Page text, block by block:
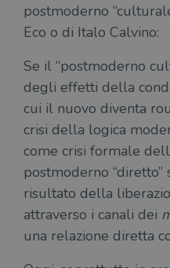
postmoderno
Eco o di Italo Calvino:
Se il “postmoderno
degli effetti della
cui il nuovo diventa
crisi della logica
come crisi formale
postmoderno
risultato della
attraverso i canali dei
una relazione diretta